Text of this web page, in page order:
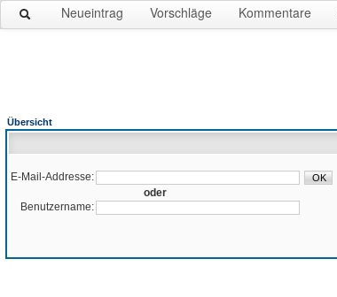
Neueintrag Vorschläge Kommentare
Übersicht
E-Mail-Addresse:
oder
Benutzername: